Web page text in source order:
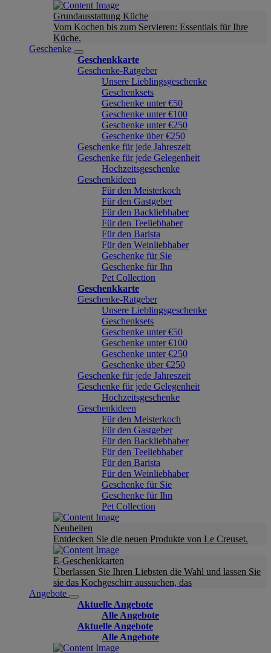
Grundausstattung Küche
Vom Kochen bis zum Servieren: Essentials für Ihre
Küche.
Geschenke
Geschenkkarte
Geschenke-Ratgeber
Unsere Lieblingsgeschenke
Geschenksets
Geschenke unter €50
Geschenke unter €100
Geschenke unter €250
Geschenke über €250
Geschenke für jede Jahreszeit
Geschenke für jede Gelegenheit
Hochzeitsgeschenke
Geschenkideen
Für den Meisterkoch
Für den Gastgeber
Für den Backliebhaber
Für den Teeliebhaber
Für den Barista
Für den Weinliebhaber
Geschenke für Sie
Geschenke für Ihn
Pet Collection
Geschenkkarte
Geschenke-Ratgeber
Unsere Lieblingsgeschenke
Geschenksets
Geschenke unter €50
Geschenke unter €100
Geschenke unter €250
Geschenke über €250
Geschenke für jede Jahreszeit
Geschenke für jede Gelegenheit
Hochzeitsgeschenke
Geschenkideen
Für den Meisterkoch
Für den Gastgeber
Für den Backliebhaber
Für den Teeliebhaber
Für den Barista
Für den Weinliebhaber
Geschenke für Sie
Geschenke für Ihn
Pet Collection
Neuheiten
Entdecken Sie die neuen Produkte von Le Creuset.
E-Geschenkkarten
Überlassen Sie Ihren Liebsten die Wahl und lassen Sie
sie das Kochgeschirr aussuchen, das
Angebote
Aktuelle Angebote
Alle Angebote
Aktuelle Angebote
Alle Angebote